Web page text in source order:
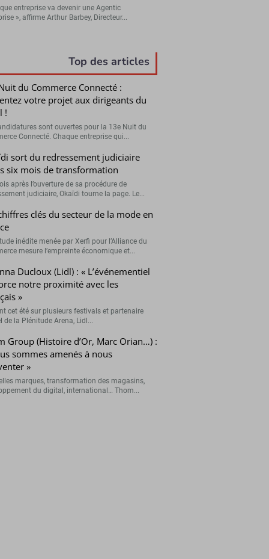
entreprise va devenir une Agentic
», affirme Arthur Barbey, Directeur...
Top des articles
du Commerce Connecté :
votre projet aux dirigeants du
!
sont ouvertes pour la 13e Nuit du
Connecté. Chaque entreprise qui...
sort du redressement judiciaire
six mois de transformation
après l’ouverture de sa procédure de
judiciaire, Okaïdi tourne la page. Le...
clés du secteur de la mode en
inédite menée par Xerfi pour l’Alliance du
mesure l’empreinte économique et...
Ducloux (Lidl) : « L’événementiel
notre proximité avec les
»
cet été sur plusieurs festivals et partenaire
de la Plénitude Arena, Lidl...
Group (Histoire d’Or, Marc Orian…) :
sommes amenés à nous
»
marques, transformation des magasins,
du digital, international… Thom...